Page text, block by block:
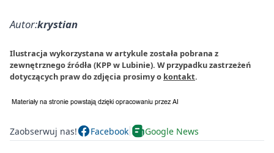
Autor:krystian
Ilustracja wykorzystana w artykule została pobrana z
zewnętrznego źródła (KPP w Lubinie). W przypadku zastrzeżeń
dotyczących praw do zdjęcia prosimy o kontakt.
Zaobserwuj nas! Facebook Google News